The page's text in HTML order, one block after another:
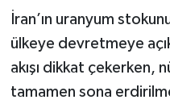
İran’ın uranyum
ülkeye devretmeye
akışı dikkat çekerken,
tamamen sona